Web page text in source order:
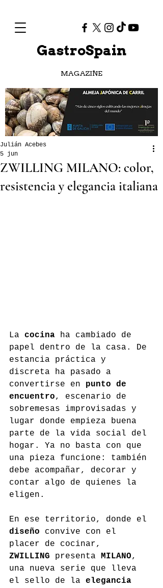
GastroSpain
MAGAZINE
ZWILLING MILANO: color,
resistencia y elegancia italiana
Julián Acebes
5 jun
La cocina ha cambiado de
papel dentro de la casa. De
estancia práctica y
discreta ha pasado a
convertirse en punto de
encuentro, escenario de
sobremesas improvisadas y
lugar donde empieza buena
parte de la vida social del
hogar. Ya no basta con que
una pieza funcione: también
debe acompañar, decorar y
contar algo de quienes la
eligen.
En ese territorio, donde el
diseño convive con el
placer de cocinar,
ZWILLING presenta MILANO,
una nueva serie que lleva
el sello de la elegancia